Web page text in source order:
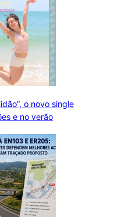
o novo single
e no verão